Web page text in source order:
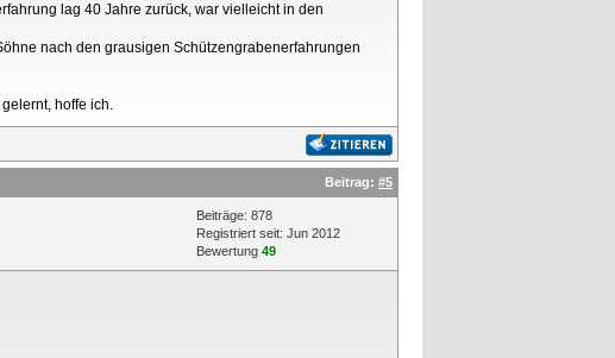
lag 40 Jahre zurück, war vielleicht in den
nach den grausigen Schützengrabenerfahrungen
hoffe ich.
Beitrag: #5
Beiträge: 878
Registriert seit: Jun 2012
Bewertung 49